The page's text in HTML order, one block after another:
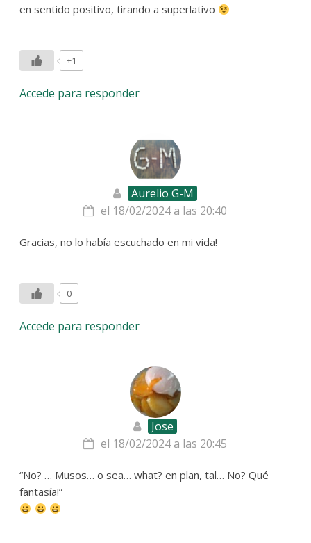
en sentido positivo, tirando a superlativo
+1
Accede para responder
Aurelio G-M
el 18/02/2024 a las 20:40
Gracias, no lo había escuchado en mi vida!
0
Accede para responder
Jose
el 18/02/2024 a las 20:45
“No? … Musos… o sea… what? en plan, tal… No? Qué
fantasía!”